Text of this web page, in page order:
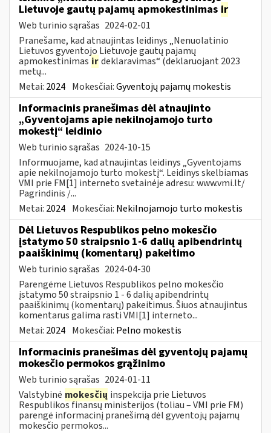
Lietuvoje gautų pajamų apmokestinimas ir
Web turinio sąrašas 2024-02-01
Pranešame, kad atnaujintas leidinys „Nenuolatinio
Lietuvos gyventojo Lietuvoje gautų pajamų
apmokestinimas irdeklaravimas“ (deklaruojant 2023
metų...
Metai: 2024 Mokesčiai:Gyventojų pajamų mokestis
Informacinis pranešimas dėl atnaujinto
„Gyventojams apie nekilnojamojo turto
mokestį“ leidinio
Web turinio sąrašas 2024-10-15
Informuojame, kad atnaujintas leidinys „Gyventojams
apie nekilnojamojo turto mokestį“. Leidinys skelbiamas
VMI prie FM[1] interneto svetainėje adresu: www.vmi.lt/
Pagrindinis /...
Metai: 2024 Mokesčiai: Nekilnojamojo turto mokestis
Dėl Lietuvos Respublikos pelno mokesčio
įstatymo 50 straipsnio 1-6 dalių apibendrintų
paaiškinimų (komentarų) pakeitimo
Web turinio sąrašas 2024-04-30
Parengėme Lietuvos Respublikos pelno mokesčio
įstatymo 50 straipsnio 1 - 6 dalių apibendrintų
paaiškinimų (komentarų) pakeitimus. Šiuos atnaujintus
komentarus galima rasti VMI[1] interneto...
Metai: 2024 Mokesčiai: Pelno mokestis
Informacinis pranešimas dėl gyventojų pajamų
mokesčio permokos grąžinimo
Web turinio sąrašas 2024-01-11
Valstybinė mokesčių inspekcija prie Lietuvos
Respublikos finansų ministerijos (toliau – VMI prie FM)
parengė informacinį pranešimą dėl gyventojų pajamų
mokesčio permokos...